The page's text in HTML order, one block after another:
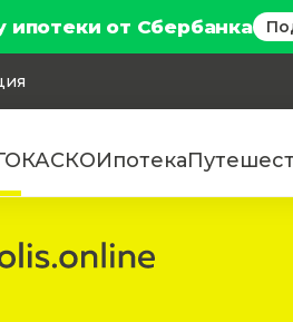
ипотеки от Сбербанка
КАСКОИпотека